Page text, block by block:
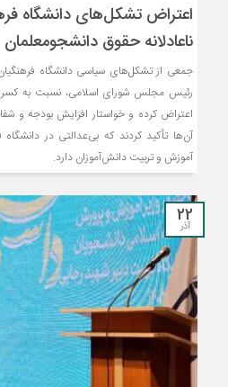
اعتراض تشکل‌های دانشگاه
ناعادلانه حقوق دانشجومعلمان
جمعی از تشکل‌های سیاسی دانشگاه فرهنگیان
رئیس مجلس شورای اسلامی، نسبت به کسر
اعتراض کرده و خواستار افزایش بودجه و
آن‌ها تأکید کردند که بی‌عدالتی در دانشگاه
آموزش و تربیت دانش‌آموزان دارد.
22
آذر